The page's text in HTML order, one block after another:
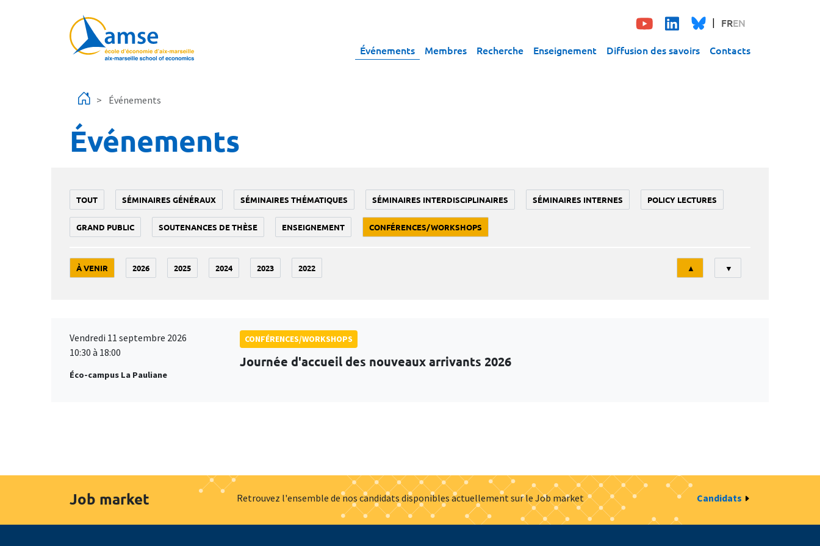
FREN
Événements Membres Recherche Enseignement Diffusion des savoirs Contacts
Événements
Événements
TOUT SÉMINAIRES GÉNÉRAUX SÉMINAIRES THÉMATIQUES SÉMINAIRES INTERDISCIPLINAIRES SÉMINAIRES INTERNES POLICY LECTURES
GRAND PUBLIC SOUTENANCES DE THÈSE ENSEIGNEMENT CONFÉRENCES/WORKSHOPS
À VENIR 2026 2025 2024 2023 2022
Tri
▲ ▼
Vendredi 11 septembre 2026
10:30 à 18:00
Éco-campus La Pauliane
CONFÉRENCES/WORKSHOPS
Journée d'accueil des nouveaux arrivants 2026
Job market Retrouvez l'ensemble de nos candidats disponibles actuellement sur le Job market Candidats